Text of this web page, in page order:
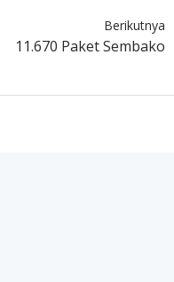
Berikutnya
11.670 Paket Sembako